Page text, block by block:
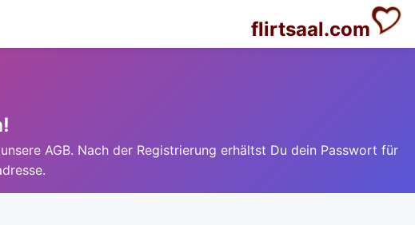
flirtsaal.com
AGB. Nach der Registrierung erhältst Du dein Passwort für